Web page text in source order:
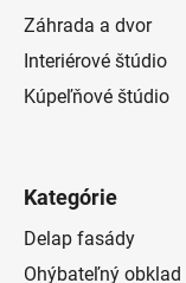
Záhrada a dvor
Interiérové štúdio
Kúpeľňové štúdio
Kategórie
Delap fasády
Ohýbateľný obklad